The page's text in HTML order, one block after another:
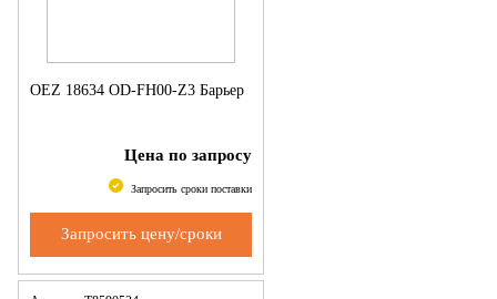
OEZ 18634 OD-FH00-Z3 Барьер
Цена по запросу
Запросить сроки поставки
Запросить цену/сроки